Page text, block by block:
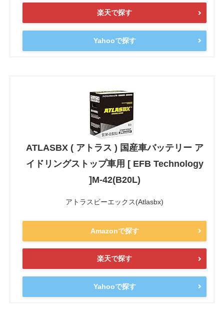
楽天で探す
Yahooで探す
ATLASBX ( アトラス ) 国産車バッテリー ア
イドリングストップ車用 [ EFB Technology
]M-42(B20L)
アトラスビーエックス(Atlasbx)
Amazonで探す
楽天で探す
Yahooで探す